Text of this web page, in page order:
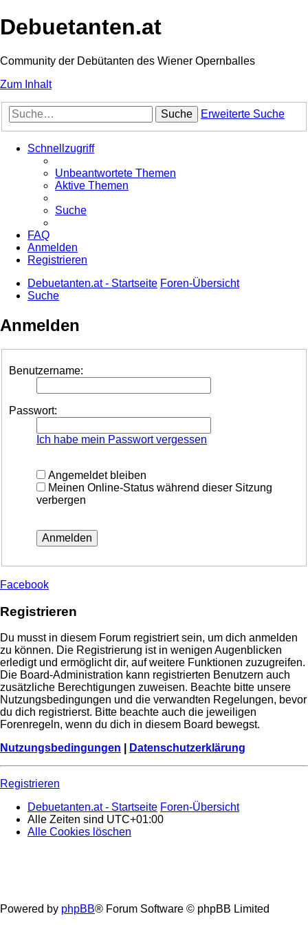
Debuetanten.at
Community der Debütanten des Wiener Opernballes
Zum Inhalt
Suche Erweiterte Suche
Schnellzugriff
Unbeantwortete Themen
Aktive Themen
Suche
FAQ
Anmelden
Registrieren
Debuetanten.at - Startseite Foren-Übersicht
Suche
Anmelden
Benutzername:
Passwort:
Ich habe mein Passwort vergessen
Angemeldet bleiben
Meinen Online-Status während dieser Sitzung
verbergen
Facebook
Registrieren
Du musst in diesem Forum registriert sein, um dich anmelden
zu können. Die Registrierung ist in wenigen Augenblicken
erledigt und ermöglicht dir, auf weitere Funktionen zuzugreifen.
Die Board-Administration kann registrierten Benutzern auch
zusätzliche Berechtigungen zuweisen. Beachte bitte unsere
Nutzungsbedingungen und die verwandten Regelungen, bevor
du dich registrierst. Bitte beachte auch die jeweiligen
Forenregeln, wenn du dich in diesem Board bewegst.
Nutzungsbedingungen
Datenschutzerklärung
Registrieren
Debuetanten.at - Startseite Foren-Übersicht
Alle Zeiten sind UTC+01:00
Alle Cookies löschen
Powered by phpBB® Forum Software © phpBB Limited